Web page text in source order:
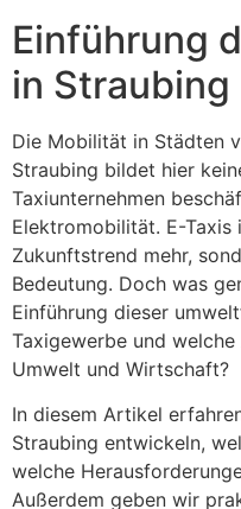
Einführung
in Straubing
Die Mobilität in Städten
Straubing bildet hier
Taxiunternehmen
Elektromobilität. E-Taxis
Zukunftstrend mehr,
Bedeutung. Doch was
Einführung dieser
Taxigewerbe und
Umwelt und Wirtschaft?
In diesem Artikel
Straubing entwickeln,
welche
Außerdem geben wir